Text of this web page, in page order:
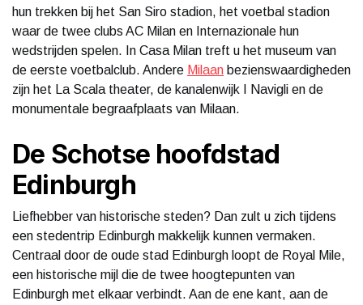
hun trekken bij het San Siro stadion, het voetbal stadion
waar de twee clubs AC Milan en Internazionale hun
wedstrijden spelen. In Casa Milan treft u het museum van
de eerste voetbalclub. Andere Milaan bezienswaardigheden
zijn het La Scala theater, de kanalenwijk I Navigli en de
monumentale begraafplaats van Milaan.
De Schotse hoofdstad
Edinburgh
Liefhebber van historische steden? Dan zult u zich tijdens
een stedentrip Edinburgh makkelijk kunnen vermaken.
Centraal door de oude stad Edinburgh loopt de Royal Mile,
een historische mijl die de twee hoogtepunten van
Edinburgh met elkaar verbindt. Aan de ene kant, aan de